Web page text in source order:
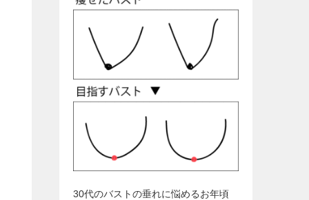
30代のバストの垂れに悩めるお年頃